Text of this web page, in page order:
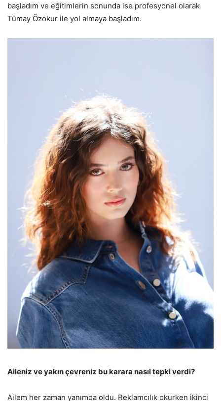
başladım ve eğitimlerin sonunda ise profesyonel olarak
Tümay Özokur ile yol almaya başladım.
Aileniz ve yakın çevreniz bu karara nasıl tepki verdi?
Ailem her zaman yanımda oldu. Reklamcılık okurken ikinci